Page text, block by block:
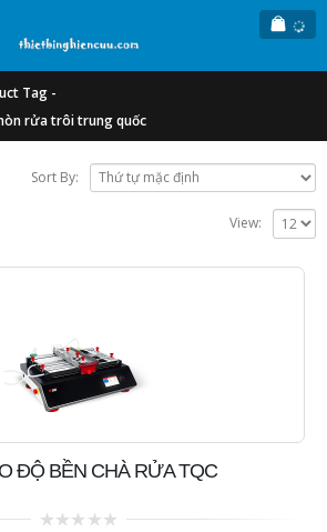
Tag -
rửa trôi trung quốc
Sort By:
View:
ĐỘ BỀN CHÀ RỬA TQC